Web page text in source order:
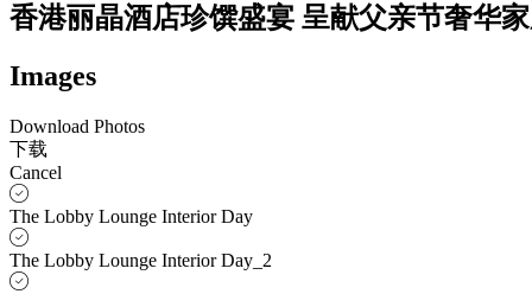
香港丽晶酒店珍馔盛宴 呈献父亲节奢华
Images
Download Photos
下载
Cancel
The Lobby Lounge Interior Day
The Lobby Lounge Interior Day_2